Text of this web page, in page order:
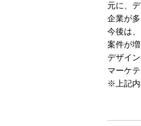
元に、
企業が多
今後は
案件が増
デザイ
マーケ
※上記内